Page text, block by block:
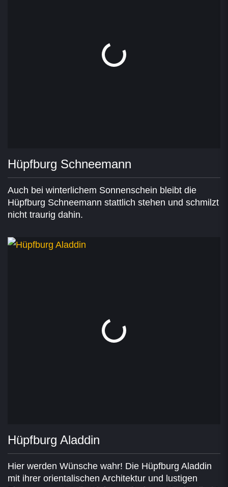
Hüpfburg Schneemann
Auch bei winterlichem Sonnenschein bleibt die
Hüpfburg Schneemann stattlich stehen und schmilzt
nicht traurig dahin.
Hüpfburg Aladdin
Hier werden Wünsche wahr! Die Hüpfburg Aladdin
mit ihrer orientalischen Architektur und lustigen